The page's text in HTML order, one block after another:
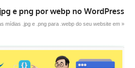
e png por webp no WordPress
mídias .jpg e .png para .webp do seu website em »